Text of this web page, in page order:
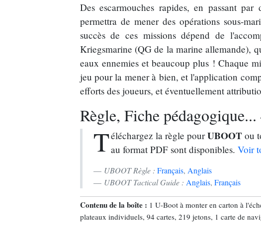
Des escarmouches rapides, en passant
permettra de mener des opérations sous-
succès de ces missions dépend de
Kriegsmarine (QG de la marine allemande),
eaux ennemies et beaucoup plus ! Chaque
jeu pour la mener à bien, et l'application
efforts des joueurs, et éventuellement
Règle, Fiche
Téléchargez la règle pourUBOOT ou
au format PDF sont disponibles.Voir
UBOOT Règle : Français, Anglais
UBOOT Tactical Guide : Anglais, Français
Contenu de la boîte : 1 U-Boot à monter en carton à
plateaux individuels, 94 cartes, 219 jetons, 1 carte de